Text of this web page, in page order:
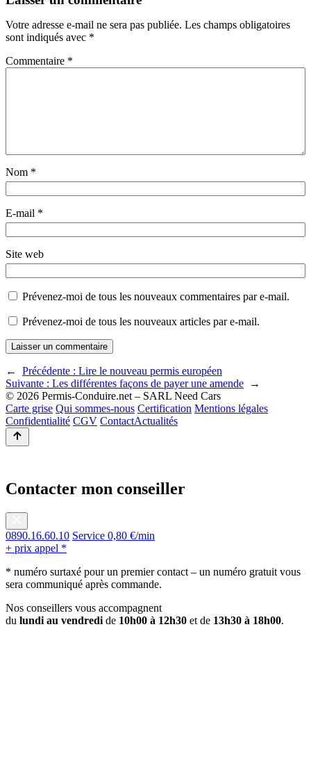
Votre adresse e-mail ne sera pas publiée. Les champs obligatoires
sont indiqués avec *
Commentaire *
Nom *
E-mail *
Site web
Prévenez-moi de tous les nouveaux commentaires par e-mail.
Prévenez-moi de tous les nouveaux articles par e-mail.
← Précédente : Lire le nouveau permis européen
Suivante : Les différentes façons de payer une amende
→
© 2026 Permis-Conduire.net – SARL Need Cars
Carte grise Qui sommes-nous Certification Mentions légales
Confidentialité CGV ContactActualités
Contacter mon conseiller
0890.16.60.10 Service 0,80 €/min
+ prix appel *
* numéro surtaxé pour un premier contact – un numéro gratuit vous
sera communiqué après commande.
Nos conseillers vous accompagnent
du lundi au vendredi de 10h00 à 12h30 et de 13h30 à 18h00.